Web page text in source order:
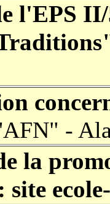
l'EPS
-
la
site